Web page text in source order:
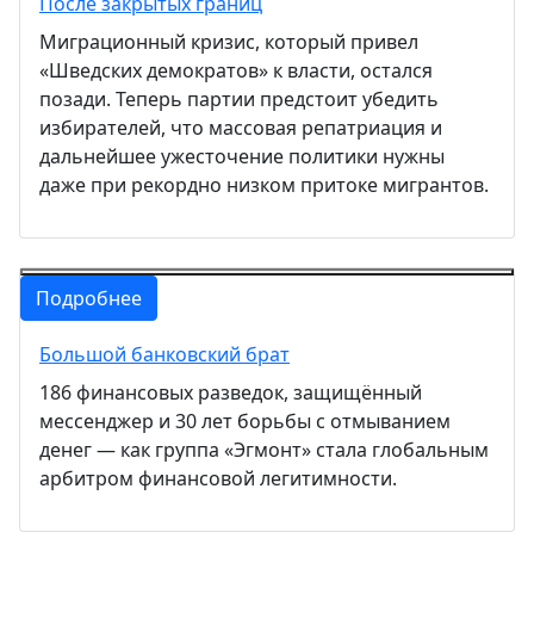
Миграционный кризис, который привел
«Шведских демократов» к власти, остался
позади. Теперь партии предстоит убедить
избирателей, что массовая репатриация и
дальнейшее ужесточение политики нужны
даже при рекордно низком притоке мигрантов.
Подробнее
Большой банковский брат
186 финансовых разведок, защищённый
мессенджер и 30 лет борьбы с отмыванием
денег — как группа «Эгмонт» стала глобальным
арбитром финансовой легитимности.